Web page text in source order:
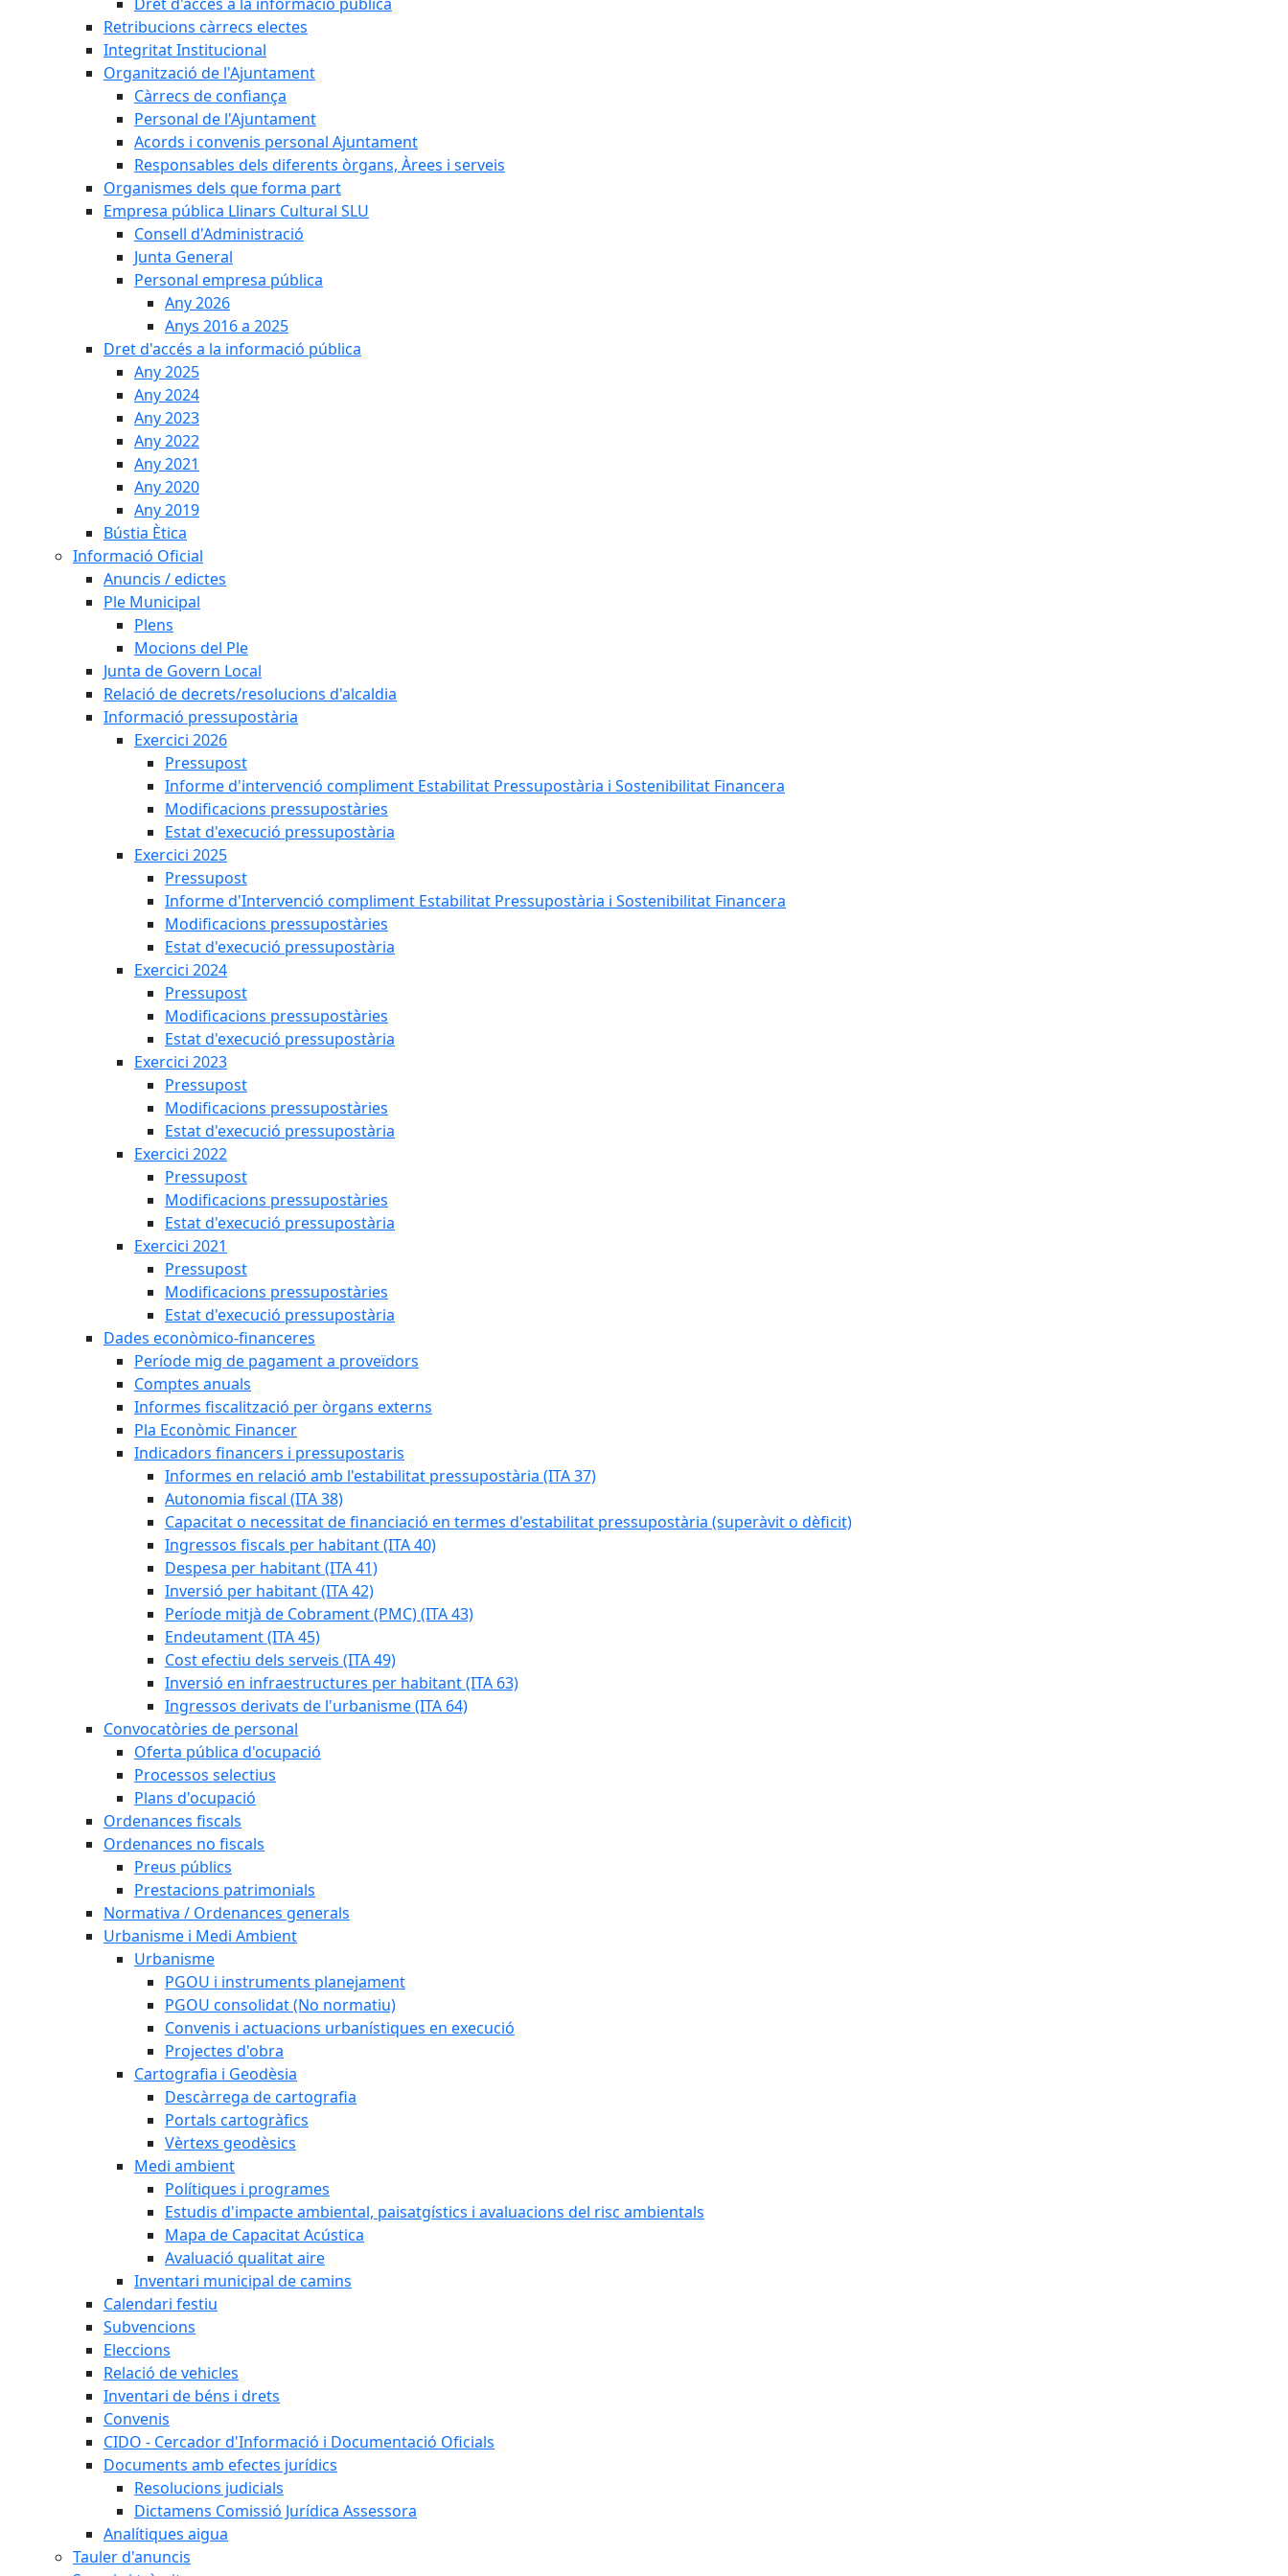
Retribucions càrrecs electes
Integritat Institucional
Organització de l'Ajuntament
Càrrecs de confiança
Personal de l'Ajuntament
Acords i convenis personal Ajuntament
Responsables dels diferents òrgans, Àrees i serveis
Organismes dels que forma part
Empresa pública Llinars Cultural SLU
Consell d'Administració
Junta General
Personal empresa pública
Any 2026
Anys 2016 a 2025
Dret d'accés a la informació pública
Any 2025
Any 2024
Any 2023
Any 2022
Any 2021
Any 2020
Any 2019
Bústia Ètica
Informació Oficial
Anuncis / edictes
Ple Municipal
Plens
Mocions del Ple
Junta de Govern Local
Relació de decrets/resolucions d'alcaldia
Informació pressupostària
Exercici 2026
Pressupost
Informe d'intervenció compliment Estabilitat Pressupostària i Sostenibilitat Financera
Modificacions pressupostàries
Estat d'execució pressupostària
Exercici 2025
Pressupost
Informe d'Intervenció compliment Estabilitat Pressupostària i Sostenibilitat Financera
Modificacions pressupostàries
Estat d'execució pressupostària
Exercici 2024
Pressupost
Modificacions pressupostàries
Estat d'execució pressupostària
Exercici 2023
Pressupost
Modificacions pressupostàries
Estat d'execució pressupostària
Exercici 2022
Pressupost
Modificacions pressupostàries
Estat d'execució pressupostària
Exercici 2021
Pressupost
Modificacions pressupostàries
Estat d'execució pressupostària
Dades econòmico-financeres
Període mig de pagament a proveïdors
Comptes anuals
Informes fiscalització per òrgans externs
Pla Econòmic Financer
Indicadors financers i pressupostaris
Informes en relació amb l'estabilitat pressupostària (ITA 37)
Autonomia fiscal (ITA 38)
Capacitat o necessitat de financiació en termes d'estabilitat pressupostària (superàvit o dèficit)
Ingressos fiscals per habitant (ITA 40)
Despesa per habitant (ITA 41)
Inversió per habitant (ITA 42)
Període mitjà de Cobrament (PMC) (ITA 43)
Endeutament (ITA 45)
Cost efectiu dels serveis (ITA 49)
Inversió en infraestructures per habitant (ITA 63)
Ingressos derivats de l'urbanisme (ITA 64)
Convocatòries de personal
Oferta pública d'ocupació
Processos selectius
Plans d'ocupació
Ordenances fiscals
Ordenances no fiscals
Preus públics
Prestacions patrimonials
Normativa / Ordenances generals
Urbanisme i Medi Ambient
Urbanisme
PGOU i instruments planejament
PGOU consolidat (No normatiu)
Convenis i actuacions urbanístiques en execució
Projectes d'obra
Cartografia i Geodèsia
Descàrrega de cartografia
Portals cartogràfics
Vèrtexs geodèsics
Medi ambient
Polítiques i programes
Estudis d'impacte ambiental, paisatgístics i avaluacions del risc ambientals
Mapa de Capacitat Acústica
Avaluació qualitat aire
Inventari municipal de camins
Calendari festiu
Subvencions
Eleccions
Relació de vehicles
Inventari de béns i drets
Convenis
CIDO - Cercador d'Informació i Documentació Oficials
Documents amb efectes jurídics
Resolucions judicials
Dictamens Comissió Jurídica Assessora
Analítiques aigua
Tauler d'anuncis